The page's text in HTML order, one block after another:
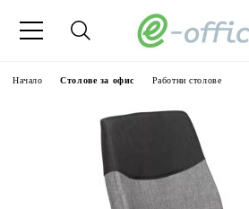
Начало Столове за офис Работни столове